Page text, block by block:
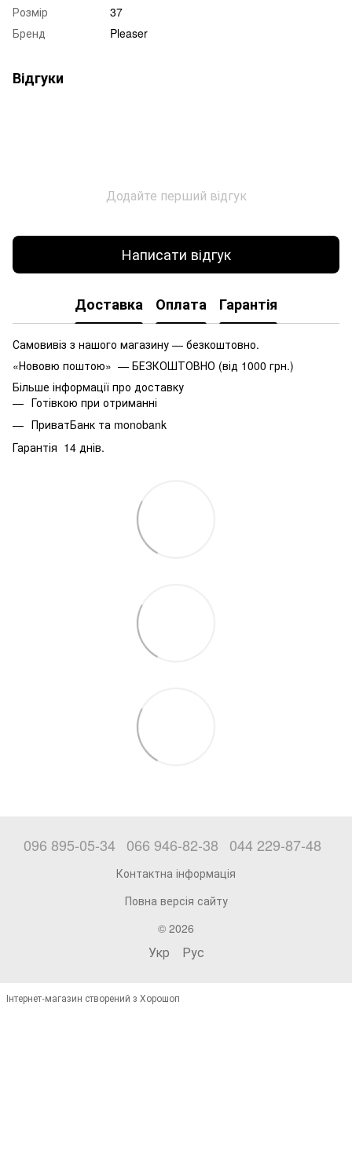
Розмір
37
Бренд
Pleaser
Відгуки
Додайте перший відгук
Написати відгук
Доставка Оплата Гарантія
Самовивіз з нашого магазину — безкоштовно.
«Нововю поштою» — БЕЗКОШТОВНО (від 1000 грн.)
Більше інформації про доставку
Готівкою при отриманні
ПриватБанк та monobank
Гарантія 14 днів.
096 895-05-34 066 946-82-38 044 229-87-48
Контактна інформація
Повна версія сайту
© 2026
Укр Рус
Інтернет-магазин створений з Хорошоп